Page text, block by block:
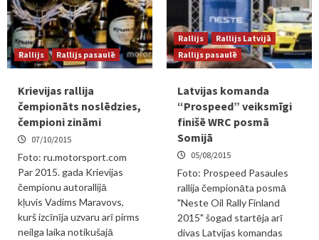
Rallijs Rallijs pasaulē
Krievijas rallija
čempionāts noslēdzies,
čempioni zināmi
07/10/2015
Foto: ru.motorsport.com
Par 2015. gada Krievijas
čempionu autorallijā
kļuvis Vadims Maravovs,
kurš izcīnīja uzvaru arī pirms
neilga laika notikušajā
Rallijs
Rallijs Latvijā
Rallijs pasaulē
Latvijas komanda
“Prospeed” veiksmīgi
finišē WRC posmā
Somijā
05/08/2015
Foto: Prospeed Pasaules
rallija čempionāta posmā
"Neste Oil Rally Finland
2015" šogad startēja arī
divas Latvijas komandas